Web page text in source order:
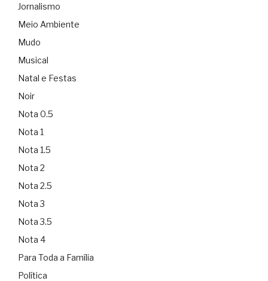
Jornalismo
Meio Ambiente
Mudo
Musical
Natal e Festas
Noir
Nota 0.5
Nota 1
Nota 1.5
Nota 2
Nota 2.5
Nota 3
Nota 3.5
Nota 4
Para Toda a Família
Política